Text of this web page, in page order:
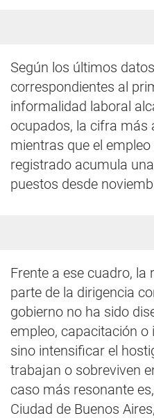
Según los últimos
correspondientes al
informalidad laboral
ocupados, la cifra más
mientras que el
registrado acumula
puestos desde
Frente a ese cuadro, la
parte de la dirigencia
gobierno no ha sido
empleo, capacitación o
sino intensificar el
trabajan o sobreviven
caso más resonante
Ciudad de Buenos